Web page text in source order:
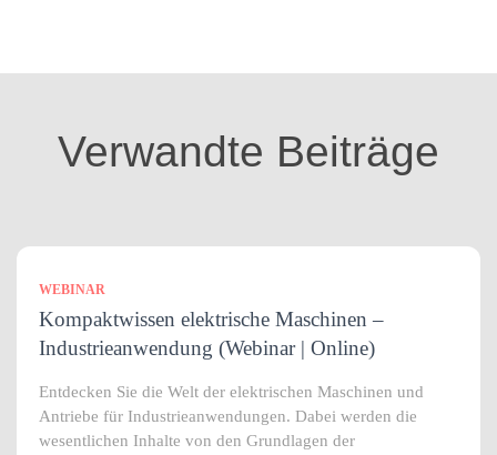
o
Verwandte Beiträge
WEBINAR
Kompaktwissen elektrische Maschinen –
Industrieanwendung (Webinar | Online)
Entdecken Sie die Welt der elektrischen Maschinen und
Antriebe für Industrieanwendungen. Dabei werden die
wesentlichen Inhalte von den Grundlagen der